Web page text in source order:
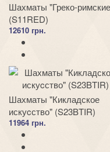
Шахматы "Греко-
(S11RED)
12610 грн.
Шахматы "Кикладское
искуcство" (S23BTIR)
11964 грн.